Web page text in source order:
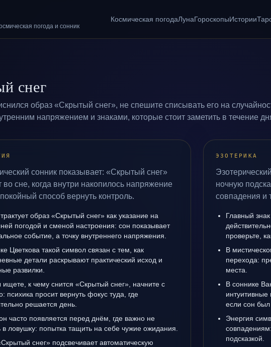
погода и сонник
Космическая погодаЛунаГороскопыИстории
снег
образ «Скрытый снег», не спешите списывать его на
напряжением и знаками, которые стоит заметить в течение
сонник показывает: «Скрытый снег»
во сне, когда внутри накопилось напряжение
способ вернуть контроль.
образ «Скрытый снег» как указание на
погодой и сменой настроения: сон показывает
событие, а точку внутреннего напряжения.
Цветкова такой символ связан с тем, как
детали раскрывают практический исход и
развилки.
ищете, к чему снится «Скрытый снег», начните с
психика просит вернуть фокус туда, где
решается день.
часто появляется перед днём, где важно не
в ловушку: попытка тащить на себе чужие ожидания.
снег» подсвечивает автоматическую
ЭЗОТЕРИКА
ночную
совпадения и
Главный
проверьте,
В
перехода:
места.
В соннике
если сон
Энергия
подсказкой.